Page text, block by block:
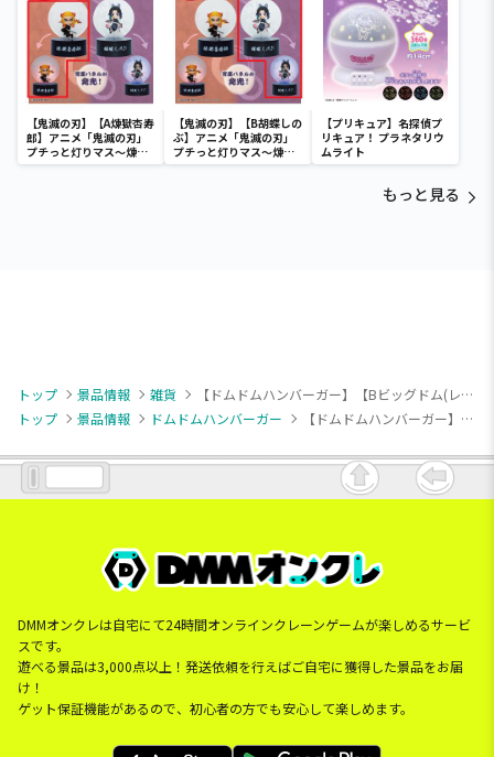
【鬼滅の刃】【A煉獄杏寿
郎】アニメ「鬼滅の刃」
プチっと灯りマス～煉獄
杏寿郎・胡蝶しのぶ～
【鬼滅の刃】【B胡蝶しの
ぶ】アニメ「鬼滅の刃」
プチっと灯りマス～煉獄
杏寿郎・胡蝶しのぶ～
【プリキュア】名探偵プ
リキュア！ プラネタリウ
ムライト
もっと見る
トップ 景品情報 雑貨
【ドムドムハンバーガー】【Bビッグドム(レッド)】ドムドムハンバーガー ぬいぐるみエコバッグ
トップ
景品情報 ドムドムハンバーガー 【ドムドムハンバーガー】【Bビッグドム(レッド)】ドムドムハンバーガー ぬいぐるみエコバッグ
DMMオンクレは自宅にて24時間オンラインクレーンゲームが楽しめるサービ
スです。
遊べる景品は3,000点以上！発送依頼を行えばご自宅に獲得した景品をお届
け！
ゲット保証機能があるので、初心者の方でも安心して楽しめます。